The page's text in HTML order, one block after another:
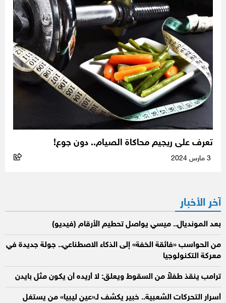
تعرف على ريجيم محاكاة الصيام.. دون جوع!
آخر الأخبار
بعد المونديال.. ميسي يواصل تحطيم الأرقام (فيديو)
من الحواسب «فائقة الخفة» إلى الذكاء الاصطناعي.. جولة جديدة في
معركة التكنولوجيا
ترامب ينقذ طفلاً من السقوط ويعلق: لا أريده أن يكون مثل بايدن
أسرار التحركات الشعبية.. خبير يكشف لـ«عين ليبيا» من يستغل